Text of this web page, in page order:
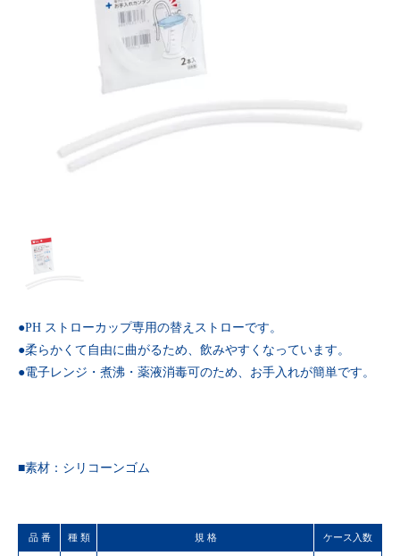
●PH ストローカップ専用の替えストローです。
●柔らかくて自由に曲がるため、飲みやすくなっています。
●電子レンジ・煮沸・薬液消毒可のため、お手入れが簡単です。
■素材：シリコーンゴム
品 番 種 類 規 格 ケース入数